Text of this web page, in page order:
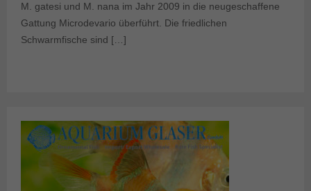
M. gatesi und M. nana im Jahr 2009 in die neugeschaffene
Gattung Microdevario überführt. Die friedlichen
Schwarmfische sind […]